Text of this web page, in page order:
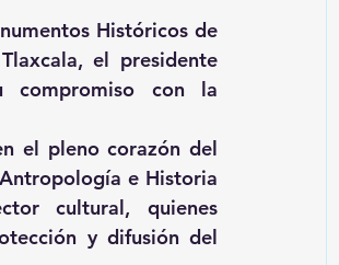
Históricos de
el presidente
compromiso con la
el pleno corazón del
e Historia
cultural, quienes
y difusión del